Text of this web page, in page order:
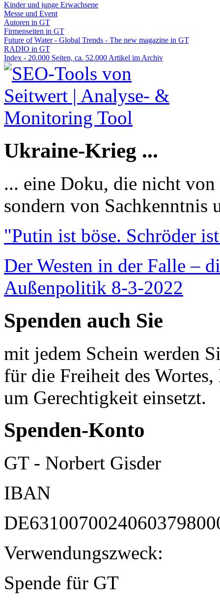
Kinder und junge Erwachsene
Messe und Event
Autoren in GT
Firmenseiten in GT
Future of Water - Global Trends - The new magazine in GT
RADIO in GT
Index - 20.000 Seiten, ca. 52.000 Artikel im Archiv
Ukraine-Krieg ...
... eine Doku, die nicht
sondern von Sachkenntnis
"Putin ist böse. Schröder
Der Westen in der Falle –
Außenpolitik 8-3-2022
Spenden auch Sie
mit jedem Schein werden
für die Freiheit des
um Gerechtigkeit einsetzt.
Spenden-Konto
GT - Norbert Gisder
IBAN
Verwendungszweck:
Spende für GT